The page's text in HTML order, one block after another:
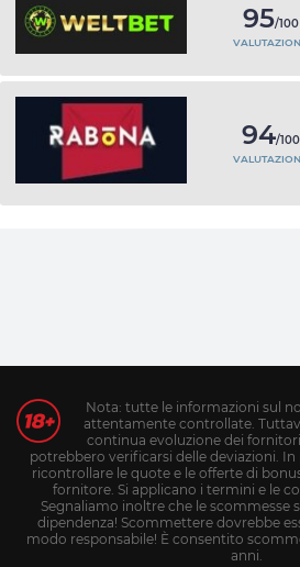
95/100
94/100
Nota: tutte le informazioni sul
attentamente controllate.
continua evoluzione dei
potrebbero verificarsi delle deviazioni.
ricontrollare le quote e le offerte di
fornitore. Si applicano i termini e le
Segnaliamo inoltre che le scommesse
dipendenza! Scommettere dovrebbe
modo responsabile! È consentito
anni.